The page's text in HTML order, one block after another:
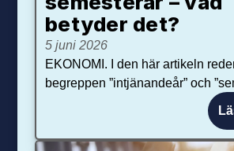
betyder det?
5 juni 2026
EKONOMI. I den här artikeln
begreppen ”intjänandeår” och